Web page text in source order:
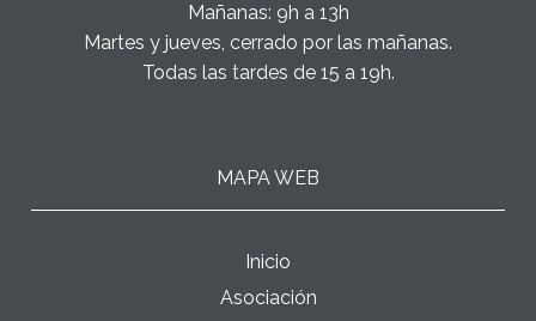
Mañanas: 9h a 13h
Martes y jueves, cerrado por las mañanas.
Todas las tardes de 15 a 19h.
MAPA WEB
Inicio
Asociación